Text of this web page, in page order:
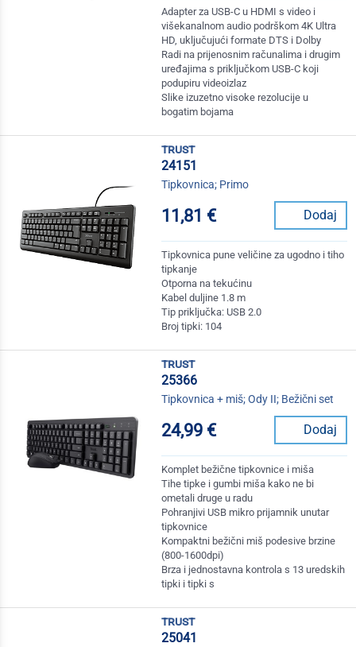
Adapter za USB-C u HDMI s video i
višekanalnom audio podrškom 4K Ultra
HD, uključujući formate DTS i Dolby
Radi na prijenosnim računalima i drugim
uređajima s priključkom USB-C koji
podupiru videoizlaz
Slike izuzetno visoke rezolucije u
bogatim bojama
trust
24151
Tipkovnica; Primo
11,81 € Dodaj
Tipkovnica pune veličine za ugodno i tiho
tipkanje
Otporna na tekućinu
Kabel duljine 1.8 m
Tip priključka: USB 2.0
Broj tipki: 104
trust
25366
Tipkovnica + miš; Ody II; Bežični set
24,99 € Dodaj
Komplet bežične tipkovnice i miša
Tihe tipke i gumbi miša kako ne bi
ometali druge u radu
Pohranjivi USB mikro prijamnik unutar
tipkovnice
Kompaktni bežični miš podesive brzine
(800-1600dpi)
Brza i jednostavna kontrola s 13 uredskih
tipki i tipki s
trust
25041